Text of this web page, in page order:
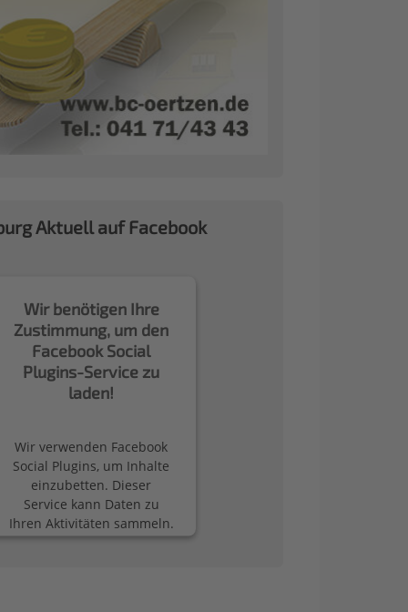
Aktuell auf Facebook
Wir benötigen Ihre
Zustimmung, um den
Facebook Social
Plugins-Service zu
laden!
Wir verwenden Facebook
Social Plugins, um Inhalte
einzubetten. Dieser
Service kann Daten zu
Ihren Aktivitäten sammeln.
Bitte lesen Sie die Details